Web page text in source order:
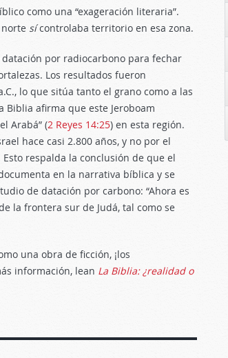
como una “exageración literaria”.
sícontrolaba territorio en esa zona.
por radiocarbono para fechar
Los resultados fueron
lo que sitúa tanto el grano como a las
Biblia afirma que este Jeroboam
Arabá” (2 Reyes 14:25) en esta región.
hace casi 2.800 años, y no por el
Esto respalda la conclusión de que el
en la narrativa bíblica y se
de datación por carbono: “Ahora es
la frontera sur de Judá, tal como se
una obra de ficción, ¡los
información, lean La Biblia: ¿realidad o